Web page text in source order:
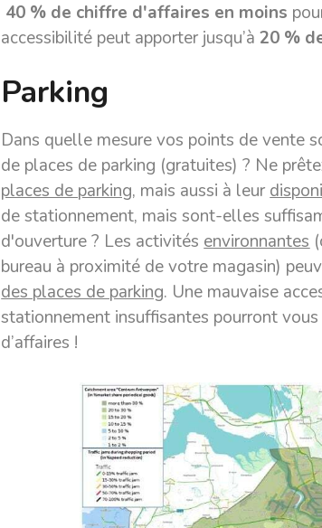
40 % de chiffre d'affaires en moins
accessibilité peut apporter jusqu’à20 %
Parking
Dans quelle mesure vos points de vente
de places de parking (gratuites) ? Ne
places de parking, mais aussi à leur
de stationnement, mais sont-elles
d'ouverture ? Les activités environnantes
bureau à proximité de votre magasin)
des places de parking. Une mauvaise
stationnement insuffisantes pourront
d’affaires !